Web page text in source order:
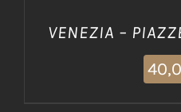
VENEZIA –